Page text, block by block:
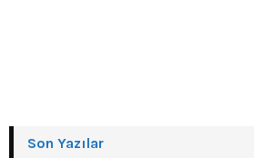
Son Yazılar